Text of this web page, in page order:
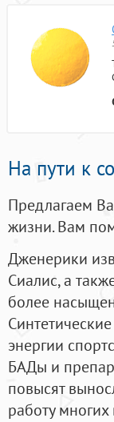
На пути к
Предлагаем
жизни. Вам
Дженерики
Сиалис, а
более
энергии
БАДы и
повысят
работу